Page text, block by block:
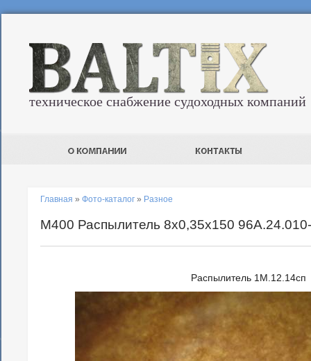
техническое снабжение судоходных компаний
Главная » Фото-каталог » Разное
М400 Распылитель 8х0,35х150
Распылитель 1М.12.14сп